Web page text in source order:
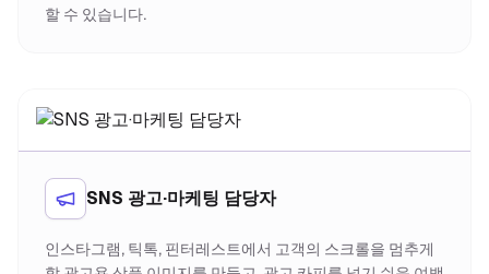
할 수 있습니다.
SNS 광고·마케팅 담당자
인스타그램, 틱톡, 핀터레스트에서 고객의 스크롤을 멈추게